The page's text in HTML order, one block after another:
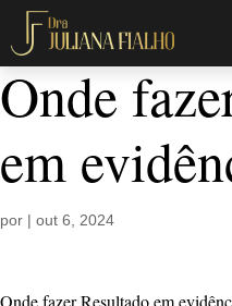
Onde
em
por | out 6, 2024
Onde fazer Resultado em